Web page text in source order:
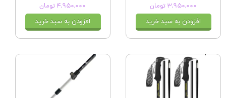
۳,۹۵۰,۰۰۰ تومان
افزودن به سبد خرید
۴,۹۵۰,۰۰۰ تومان
افزودن به سبد خرید